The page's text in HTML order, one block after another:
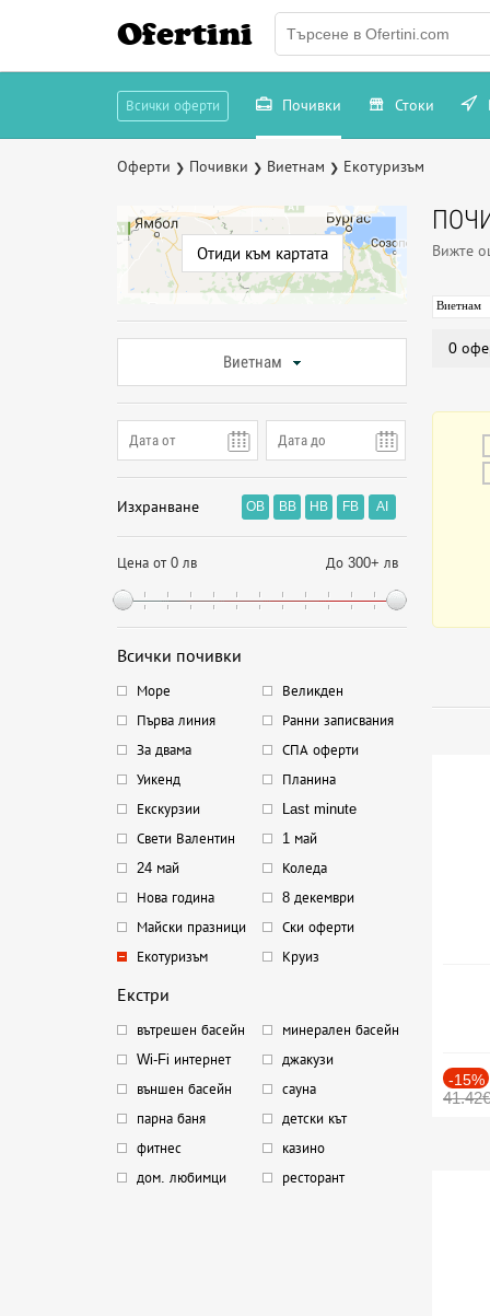
Ofertini
Всички оферти Почивки Стоки
Оферти ❯ Почивки ❯ Виетнам ❯ Екотуризъм
Отиди към картата
Виетнам
Изхранване OB BB HB FB AI
Цена от 0 лв До 300+ лв
Всички почивки
Море
Великден
Първа линия
Ранни записвания
За двама
СПА оферти
Уикенд
Планина
Екскурзии
Last minute
Свети Валентин
1 май
24 май
Коледа
Нова година
8 декември
Майски празници
Ски оферти
Екотуризъм
Круиз
Екстри
вътрешен басейн
минерален басейн
Wi-Fi интернет
джакузи
външен басейн
сауна
парна баня
детски кът
фитнес
казино
дом. любимци
ресторант
Вижте
Виетнам
0
-15%
41.42€